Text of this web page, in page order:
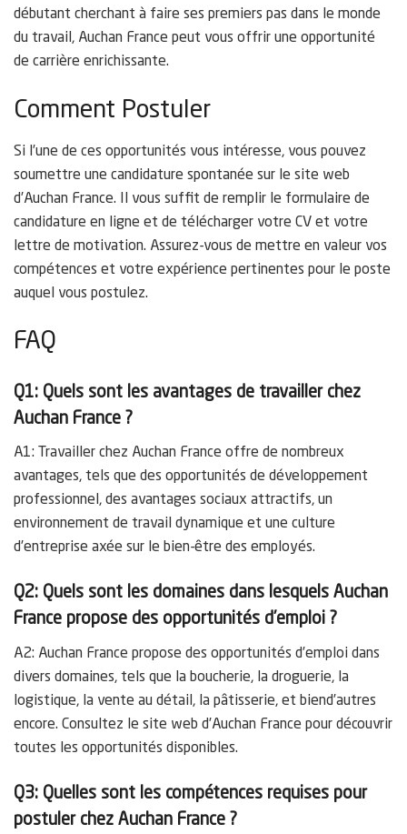
débutant cherchant à faire ses premiers pas dans le monde
du travail, Auchan France peut vous offrir une opportunité
de carrière enrichissante.
Comment Postuler
Si l’une de ces opportunités vous intéresse, vous pouvez
soumettre une candidature spontanée sur le site web
d’Auchan France. Il vous suffit de remplir le formulaire de
candidature en ligne et de télécharger votre CV et votre
lettre de motivation. Assurez-vous de mettre en valeur vos
compétences et votre expérience pertinentes pour le poste
auquel vous postulez.
FAQ
Q1: Quels sont les avantages de travailler chez
Auchan France ?
A1: Travailler chez Auchan France offre de nombreux
avantages, tels que des opportunités de développement
professionnel, des avantages sociaux attractifs, un
environnement de travail dynamique et une culture
d’entreprise axée sur le bien-être des employés.
Q2: Quels sont les domaines dans lesquels Auchan
France propose des opportunités d’emploi ?
A2: Auchan France propose des opportunités d’emploi dans
divers domaines, tels que la boucherie, la droguerie, la
logistique, la vente au détail, la pâtisserie, et biend’autres
encore. Consultez le site web d’Auchan France pour découvrir
toutes les opportunités disponibles.
Q3: Quelles sont les compétences requises pour
postuler chez Auchan France ?